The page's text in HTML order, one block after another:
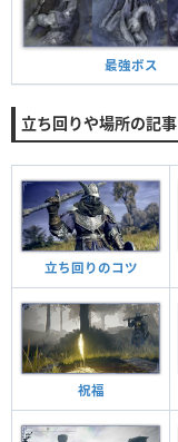
最強ボス
立ち回りや場所の記事
立ち回りのコツ
祝福